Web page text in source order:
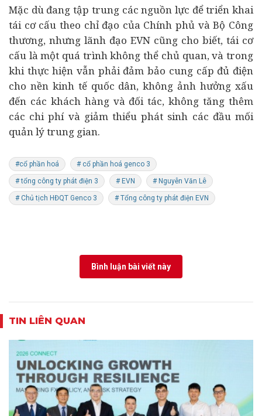
Mặc dù đang tập trung các nguồn lực để triển khai
tái cơ cấu theo chỉ đạo của Chính phủ và Bộ Công
thương, nhưng lãnh đạo EVN cũng cho biết, tái cơ
cấu là một quá trình không thể chủ quan, và trong
khi thực hiện vẫn phải đảm bảo cung cấp đủ điện
cho nền kinh tếquốc dân, không ảnh hưởng xấu
đến các khách hàng và đối tác, không tăng thêm
các chi phí và giảm thiểu phát sinh các đầu mối
quản lý trung gian.
#cổ phần hoá # cổ phần hoá genco 3
# tổng công ty phát điện 3 # EVN # Nguyễn Văn Lê
# Chủ tịch HĐQT Genco 3 # Tổng công ty phát điện EVN
Bình luận bài viết này
TIN LIÊN QUAN